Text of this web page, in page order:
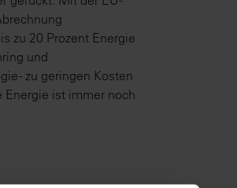
zu 20 Prozent Energie
und
- zu geringen Kosten
Energie ist immer noch